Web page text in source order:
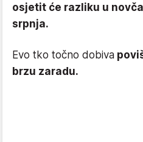
osjetit će razliku u
srpnja.
Evo tko točno dobiva
brzu zaradu.